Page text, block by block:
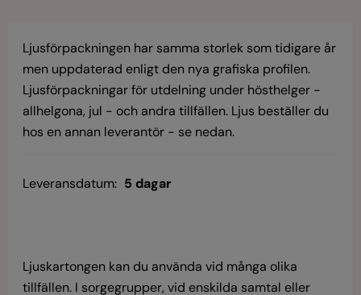
Ljusförpackningen har samma storlek som tidigare år
men uppdaterad enligt den nya grafiska profilen.
Ljusförpackningar för utdelning under hösthelger -
allhelgona, jul - och andra tillfällen. Ljus beställer du
hos en annan leverantör - se nedan.
Leveransdatum: 5 dagar
Ljuskartongen kan du använda vid många olika
tillfällen. I sorgegrupper, vid enskilda samtal eller